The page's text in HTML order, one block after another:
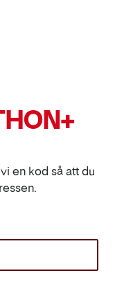
en kod så att du